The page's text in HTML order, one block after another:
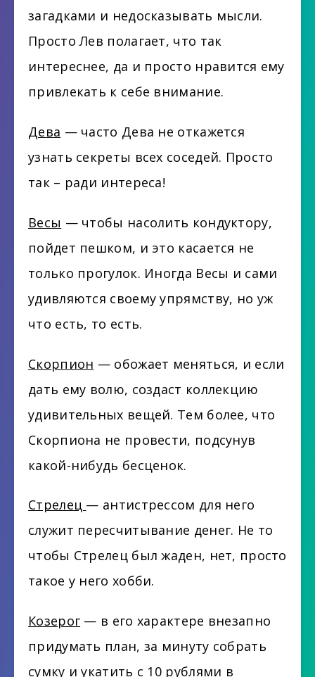
загадками и недосказывать мысли.
Просто Лев полагает, что так
интереснее, да и просто нравится ему
привлекать к себе внимание.
Дева — часто Дева не откажется
узнать секреты всех соседей. Просто
так – ради интереса!
Весы — чтобы насолить кондуктору,
пойдет пешком, и это касается не
только прогулок. Иногда Весы и сами
удивляются своему упрямству, но уж
что есть, то есть.
Скорпион — обожает меняться, и если
дать ему волю, создаст коллекцию
удивительных вещей. Тем более, что
Скорпиона не провести, подсунув
какой-нибудь бесценок.
Стрелец — антистрессом для него
служит пересчитывание денег. Не то
чтобы Стрелец был жаден, нет, просто
такое у него хобби.
Козерог — в его характере внезапно
придумать план, за минуту собрать
сумку и укатить с 10 рублями в